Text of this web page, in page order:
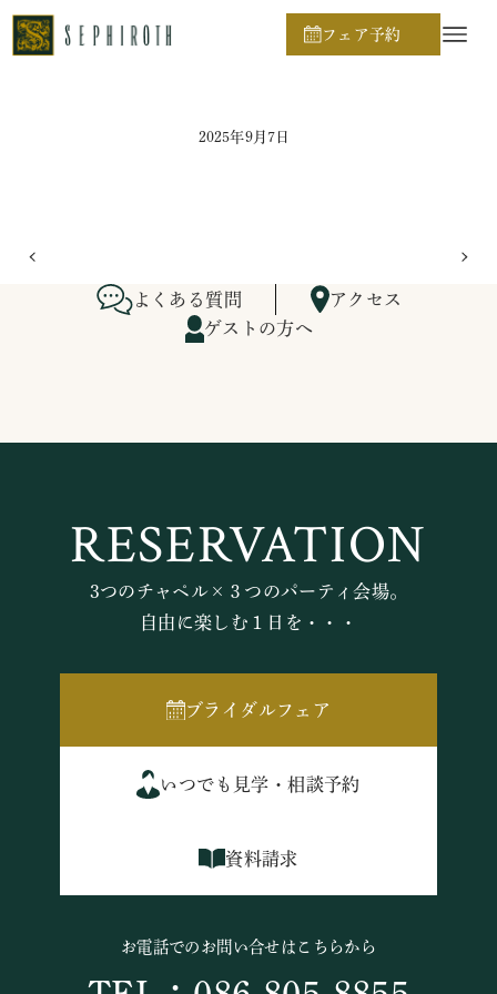
フェア予約
ホーム
2025年9月7日
よくある質問
アクセス
ゲストの方へ
RESERVATION
3つのチャペル×３つのパーティ会場。
自由に楽しむ１日を・・・
ブライダルフェア
いつでも見学・相談予約
資料請求
お電話でのお問い合せはこちらから